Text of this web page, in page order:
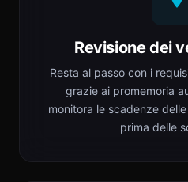
Revisione dei
Resta al passo con i
grazie ai promemoria
monitora le scadenze
prima delle